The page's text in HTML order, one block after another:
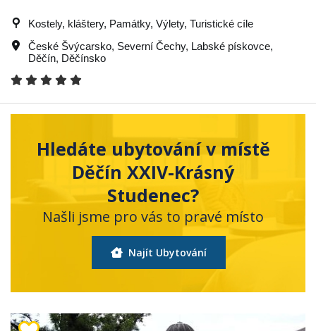
Kostely, kláštery, Památky, Výlety, Turistické cíle
České Švýcarsko, Severní Čechy, Labské pískovce,
Děčín, Děčínsko
Hledáte ubytování v místě
Děčín XXIV-Krásný
Studenec?
Našli jsme pro vás to pravé místo
Najít Ubytování